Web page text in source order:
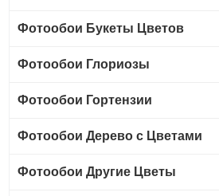
Фотообои Букеты Цветов
Фотообои Глориозы
Фотообои Гортензии
Фотообои Дерево с Цветами
Фотообои Другие Цветы